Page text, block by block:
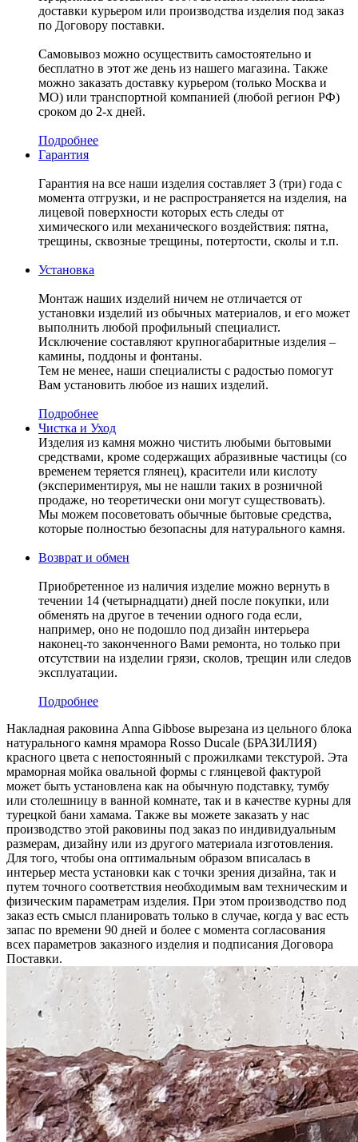
доставки курьером или производства изделия под заказ
по Договору поставки.
Самовывоз можно осуществить самостоятельно и
бесплатно в этот же день из нашего магазина. Также
можно заказать доставку курьером (только Москва и
МО) или транспортной компанией (любой регион РФ)
сроком до 2-х дней.
Подробнее
Гарантия
Гарантия на все наши изделия составляет 3 (три) года с
момента отгрузки, и не распространяется на изделия, на
лицевой поверхности которых есть следы от
химического или механического воздействия: пятна,
трещины, сквозные трещины, потертости, сколы и т.п.
Установка
Монтаж наших изделий ничем не отличается от
установки изделий из обычных материалов, и его может
выполнить любой профильный специалист.
Исключение составляют крупногабаритные изделия –
камины, поддоны и фонтаны.
Тем не менее, наши специалисты с радостью помогут
Вам установить любое из наших изделий.
Подробнее
Чистка и Уход
Изделия из камня можно чистить любыми бытовыми
средствами, кроме содержащих абразивные частицы (со
временем теряется глянец), красители или кислоту
(экспериментируя, мы не нашли таких в розничной
продаже, но теоретически они могут существовать).
Мы можем посоветовать обычные бытовые средства,
которые полностью безопасны для натурального камня.
Возврат и обмен
Приобретенное из наличия изделие можно вернуть в
течении 14 (четырнадцати) дней после покупки, или
обменять на другое в течении одного года если,
например, оно не подошло под дизайн интерьера
наконец-то законченного Вами ремонта, но только при
отсутствии на изделии грязи, сколов, трещин или следов
эксплуатации.
Подробнее
Накладная раковина Anna Gibbose вырезана из цельного блока
натурального камня мрамора Rosso Ducale (БРАЗИЛИЯ)
красного цвета c непостоянный с прожилками текстурой. Эта
мраморная мойка овальной формы с глянцевой фактурой
может быть установлена как на обычную подставку, тумбу
или столешницу в ванной комнате, так и в качестве курны для
турецкой бани хамама. Также вы можете заказать у нас
производство этой раковины под заказ по индивидуальным
размерам, дизайну или из другого материала изготовления.
Для того, чтобы она оптимальным образом вписалась в
интерьер места установки как с точки зрения дизайна, так и
путем точного соответствия необходимым вам техническим и
физическим параметрам изделия. При этом производство под
заказ есть смысл планировать только в случае, когда у вас есть
запас по времени 90 дней и более с момента согласования
всех параметров заказного изделия и подписания Договора
Поставки.